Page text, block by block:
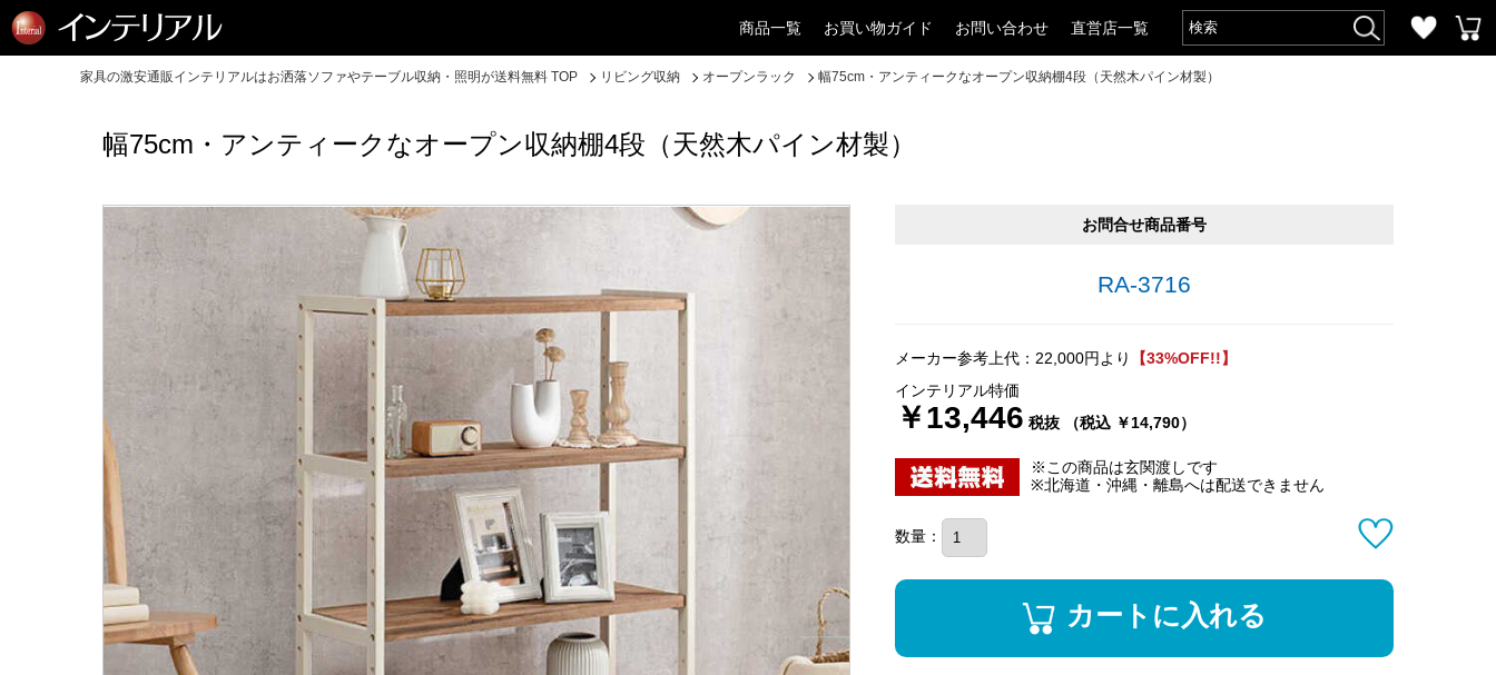
商品一覧 お買い物ガイド お問い合わせ 直営店一覧
家具の激安通販インテリアルはお洒落ソファやテーブル収納・照明が送料無料 TOP リビング収納 オープンラック 幅75cm・アンティークなオープン収納棚4段（天然木パイン材製）
幅75cm・アンティークなオープン収納棚4段（天然木パイン材製）
お問合せ商品番号
RA-3716
メーカー参考上代：22,000円より
【33%OFF!!】
インテリアル特価
￥13,446 税抜 （税込 ￥14,790）
※この商品は玄関渡しです
※北海道・沖縄・離島へは配送できません
数量：
カートに入れる